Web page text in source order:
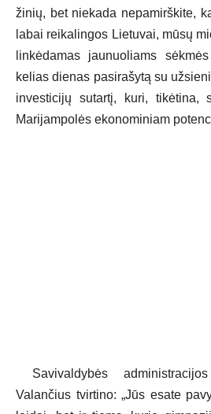
žinių, bet niekada nepamirškite,
labai reikalingos Lietuvai, mūsų
linkėdamas jaunuoliams
kelias dienas pasirašytą su
investicijų sutartį, kuri, tikėtina,
Marijampolės ekonominiam
Savivaldybės
Valančius tvirtino: „Jūs esate